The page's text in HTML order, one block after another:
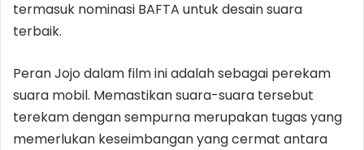
termasuk nominasi BAFTA untuk desain suara
terbaik.
Peran Jojo dalam film ini adalah sebagai perekam
suara mobil. Memastikan suara-suara tersebut
terekam dengan sempurna merupakan tugas yang
memerlukan keseimbangan yang cermat antara